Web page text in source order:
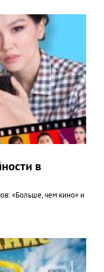
в
«Больше, чем кино» и